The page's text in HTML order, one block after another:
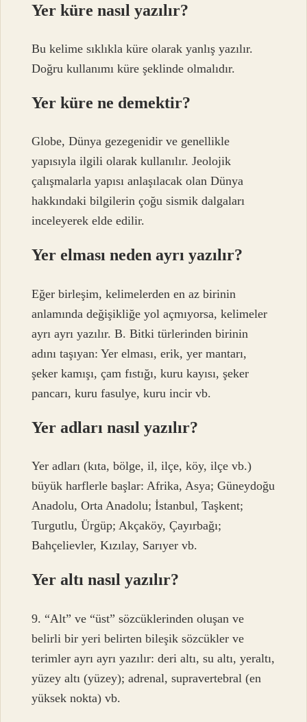
Yer küre nasıl yazılır?
Bu kelime sıklıkla küre olarak yanlış yazılır.
Doğru kullanımı küre şeklinde olmalıdır.
Yer küre ne demektir?
Globe, Dünya gezegenidir ve genellikle
yapısıyla ilgili olarak kullanılır. Jeolojik
çalışmalarla yapısı anlaşılacak olan Dünya
hakkındaki bilgilerin çoğu sismik dalgaları
inceleyerek elde edilir.
Yer elması neden ayrı yazılır?
Eğer birleşim, kelimelerden en az birinin
anlamında değişikliğe yol açmıyorsa, kelimeler
ayrı ayrı yazılır. B. Bitki türlerinden birinin
adını taşıyan: Yer elması, erik, yer mantarı,
şeker kamışı, çam fıstığı, kuru kayısı, şeker
pancarı, kuru fasulye, kuru incir vb.
Yer adları nasıl yazılır?
Yer adları (kıta, bölge, il, ilçe, köy, ilçe vb.)
büyük harflerle başlar: Afrika, Asya; Güneydoğu
Anadolu, Orta Anadolu; İstanbul, Taşkent;
Turgutlu, Ürgüp; Akçaköy, Çayırbağı;
Bahçelievler, Kızılay, Sarıyer vb.
Yer altı nasıl yazılır?
9. “Alt” ve “üst” sözcüklerinden oluşan ve
belirli bir yeri belirten bileşik sözcükler ve
terimler ayrı ayrı yazılır: deri altı, su altı, yeraltı,
yüzey altı (yüzey); adrenal, supravertebral (en
yüksek nokta) vb.